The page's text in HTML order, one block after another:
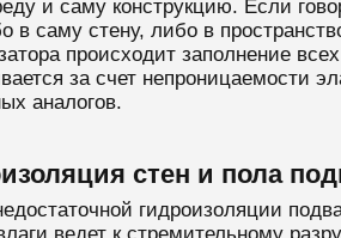
и саму конструкцию. Если
в саму стену, либо в
происходит заполнение
за счет непроницаемости
аналогов.
стен и пола
гидроизоляции